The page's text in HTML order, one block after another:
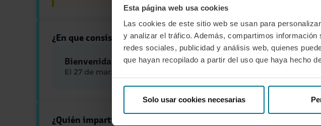
Esta página web usa cookies
Las cookies de este sitio web se usan para
y analizar el tráfico. Además, compartimos
redes sociales, publicidad y análisis web, quienes
que hayan recopilado a partir del uso que haya hecho
Solo usar cookies necesarias
¿En que consisten las jornadas de formación práctica?
Bienvenida
El 27 de marzo a la llegada al club
Prácticas en
¿Quién impartirá las jornadas presenciales?